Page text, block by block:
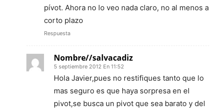
pívot. Ahora no lo veo nada claro, no al menos a
corto plazo
Respuesta
Nombre//salvacadiz
5 septiembre 2012 En 11:52
Hola Javier,pues no restifiques tanto que lo
mas seguro es que haya sorpresa en el
pivot,se busca un pivot que sea barato y del